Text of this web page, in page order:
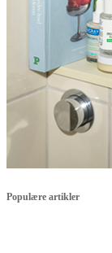
Populære artikler